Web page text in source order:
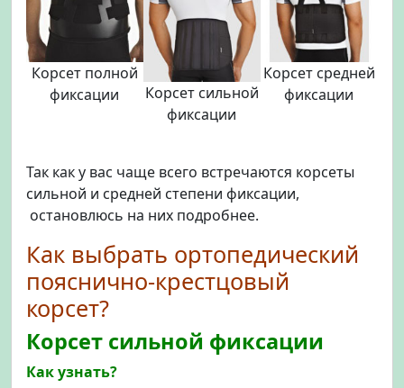
Корсет полной
фиксации
Корсет сильной
фиксации
Корсет средней
фиксации
Так как у вас чаще всего встречаются корсеты
сильной и средней степени фиксации,
остановлюсь на них подробнее.
Как выбрать ортопедический
пояснично-крестцовый
корсет?
Корсет сильной фиксации
Как узнать?